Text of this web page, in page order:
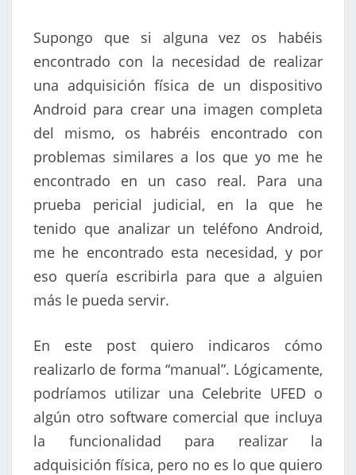
TARJETA
SD
–
PARTE
1
Supongo que si alguna vez os habéis
encontrado con la necesidad de realizar
una adquisición física de un dispositivo
Android para crear una imagen completa
del mismo, os habréis encontrado con
problemas similares a los que yo me he
encontrado en un caso real. Para una
prueba pericial judicial, en la que he
tenido que analizar un teléfono Android,
me he encontrado esta necesidad, y por
eso quería escribirla para que a alguien
más le pueda servir.
En este post quiero indicaros cómo
realizarlo de forma “manual”. Lógicamente,
podríamos utilizar una Celebrite UFED o
algún otro software comercial que incluya
la funcionalidad para realizar la
adquisición física, pero no es lo que quiero